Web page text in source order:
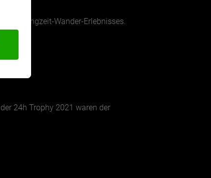
des Langzeit-Wander-Erlebnisses.
24h Trophy 2021 waren der